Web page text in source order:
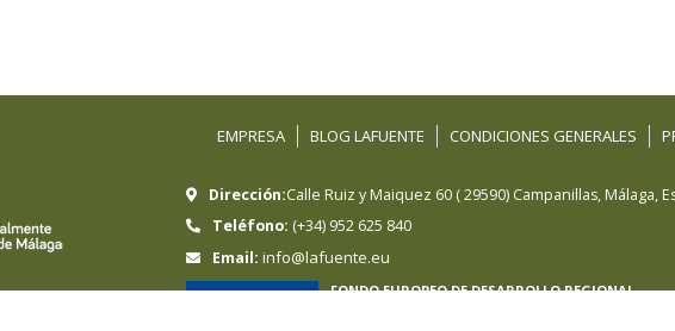
EMPRESA BLOG LAFUENTE CONDICIONES GENERALES
Dirección:Calle Ruiz y Maiquez 60 (29590) Campanillas, Málaga,
Teléfono: (+34) 952 625 840
Email: info@lafuente.eu
FONDO EUROPEO DE DESARROLLO REGIONAL